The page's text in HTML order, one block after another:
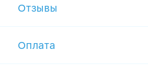
Отзывы
Оплата